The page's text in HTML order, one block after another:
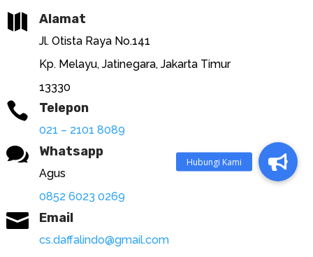
 Alamat
Jl. Otista Raya No.141
Kp. Melayu, Jatinegara, Jakarta Timur
13330
 Telepon
021 – 2101 8089
 Whatsapp
Agus
0852 6023 0269
 Email
cs.daffalindo@gmail.com